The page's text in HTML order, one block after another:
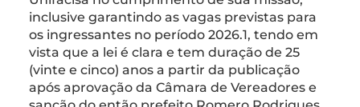
inclusive garantindo as vagas previstas para
os ingressantes no período 2026.1, tendo em
vista que a lei é clara e tem duração de 25
(vinte e cinco) anos a partir da publicação
após aprovação da Câmara de Vereadores e